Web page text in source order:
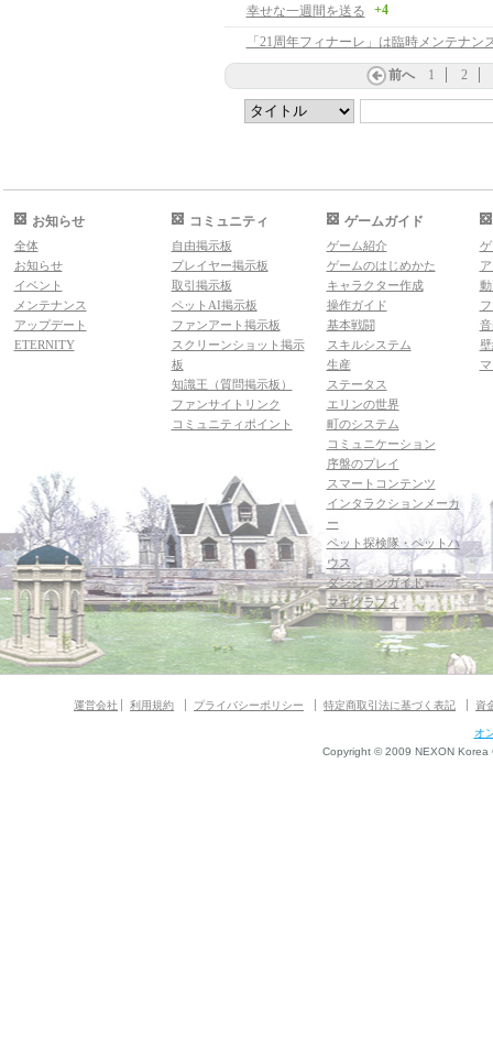
幸せな一週間を送る +4
「21周年フィナーレ」は臨時メンテナン
前へ 1 2
お知らせ
全体
お知らせ
イベント
メンテナンス
アップデート
ETERNITY
コミュニティ
自由掲示板
プレイヤー掲示板
取引掲示板
ペットAI掲示板
ファンアート掲示板
スクリーンショット掲示
板
知識王（質問掲示板）
ファンサイトリンク
コミュニティポイント
ゲームガイド
ゲーム紹介
ゲームのはじめかた
キャラクター作成
操作ガイド
基本戦闘
スキルシステム
生産
ステータス
エリンの世界
町のシステム
コミュニケーション
序盤のプレイ
スマートコンテンツ
インタラクションメーカ
ー
ペット探検隊・ペットハ
ウス
ダンジョンガイド
マギグラフィ
運営会社 利用規約 プライバシーポリシー 特定商取引法に基づく表記 資
オ
Copyright © 2009 NEXON Korea